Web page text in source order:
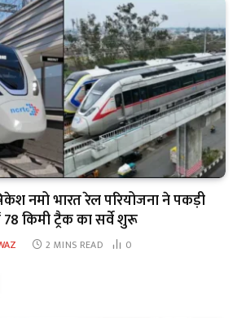
नमो भारत रेल परियोजना ने पकड़ी
78 किमी ट्रैक का सर्वे शुरू
2 MINS READ 0